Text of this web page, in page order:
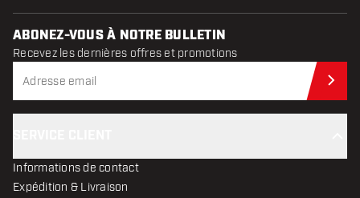
ABONEZ-VOUS À NOTRE BULLETIN
Recevez les dernières offres et promotions
Informations de contact
Expédition & Livraison